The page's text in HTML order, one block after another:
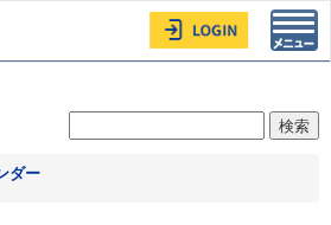
ダー